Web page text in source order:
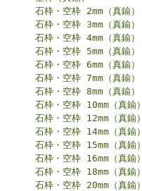
石枠・空枠 2mm（真鍮）
石枠・空枠 3mm（真鍮）
石枠・空枠 4mm（真鍮）
石枠・空枠 5mm（真鍮）
石枠・空枠 6mm（真鍮）
石枠・空枠 7mm（真鍮）
石枠・空枠 8mm（真鍮）
石枠・空枠 10mm（真鍮）
石枠・空枠 12mm（真鍮）
石枠・空枠 14mm（真鍮）
石枠・空枠 15mm（真鍮）
石枠・空枠 16mm（真鍮）
石枠・空枠 18mm（真鍮）
石枠・空枠 20mm（真鍮）